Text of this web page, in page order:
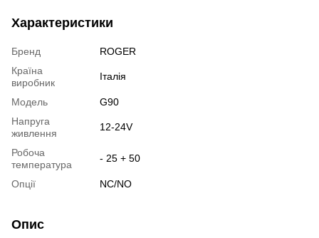
Характеристики
Бренд
ROGER
Країна
виробник
Італія
Модель
G90
Напруга
живлення
12-24V
Робоча
температура
- 25 + 50
Опції NC/NO
Опис